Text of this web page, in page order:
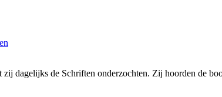
dagelijks de Schriften onderzochten. Zij hoorden de